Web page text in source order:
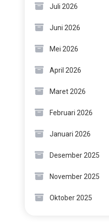
Juli 2026
Juni 2026
Mei 2026
April 2026
Maret 2026
Februari 2026
Januari 2026
Desember 2025
November 2025
Oktober 2025